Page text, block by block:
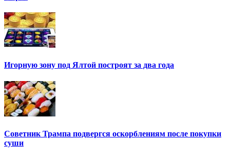
Игорную зону под Ялтой построят за два года
Советник Трампа подвергся оскорблениям после покупки
суши